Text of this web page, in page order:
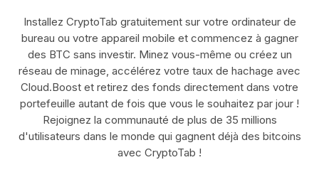
Installez CryptoTab gratuitement sur votre ordinateur de
bureau ou votre appareil mobile et commencez à gagner
des BTC sans investir. Minez vous-même ou créez un
réseau de minage, accélérez votre taux de hachage avec
Cloud.Boost et retirez des fonds directement dans votre
portefeuille autant de fois que vous le souhaitez par jour !
Rejoignez la communauté de plus de 35 millions
d'utilisateurs dans le monde qui gagnent déjà des bitcoins
avec CryptoTab !